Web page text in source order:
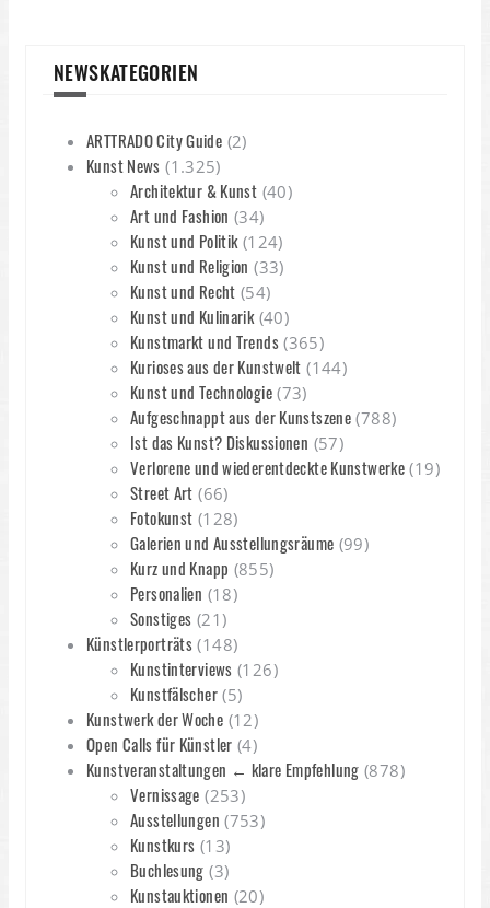
NEWSKATEGORIEN
ARTTRADO City Guide (2)
Kunst News (1.325)
Architektur & Kunst (40)
Art und Fashion (34)
Kunst und Politik(124)
Kunst und Religion (33)
Kunst und Recht (54)
Kunst und Kulinarik(40)
Kunstmarkt und Trends(365)
Kurioses aus der Kunstwelt (144)
Kunst und Technologie(73)
Aufgeschnappt aus der Kunstszene (788)
Ist das Kunst? Diskussionen (57)
Verlorene und wiederentdeckte Kunstwerke (19)
Street Art (66)
Fotokunst (128)
Galerien und Ausstellungsräume (99)
Kurz und Knapp (855)
Personalien (18)
Sonstiges (21)
Künstlerporträts (148)
Kunstinterviews (126)
Kunstfälscher(5)
Kunstwerk der Woche (12)
Open Calls für Künstler (4)
Kunstveranstaltungen ← klare Empfehlung (878)
Vernissage (253)
Ausstellungen (753)
Kunstkurs (13)
Buchlesung (3)
Kunstauktionen (20)